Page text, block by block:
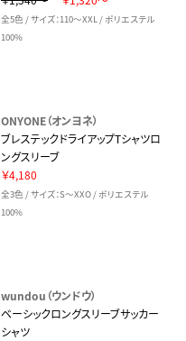
全5色 / サイズ：110～XXL / ポリエステル
100%
ONYONE（オンヨネ）
ブレステックドライアップTシャツロ
ングスリーブ
￥4,180
全3色 / サイズ：S～XXO / ポリエステル
100%
wundou（ウンドウ）
ベーシックロングスリーブサッカー
シャツ